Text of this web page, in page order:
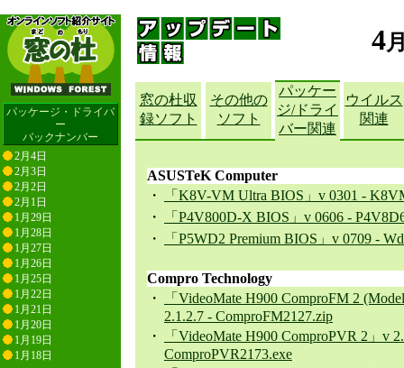
パッケージ・ドライバ
ー
バックナンバー
2月4日
2月3日
2月2日
2月1日
1月29日
1月28日
1月27日
1月26日
1月25日
1月22日
1月21日
1月20日
1月19日
1月18日
4
窓の杜収
録ソフト
その他の
ソフト
パッケー
ジ/ドライ
バー関連
ウイルス
関連
ASUSTeK Computer
・
「K8V-VM Ultra BIOS」v 0301 -
・
「P4V800D-X BIOS」v 0606 -
・
「P5WD2 Premium BIOS」v 0709 -
Compro Technology
・
「VideoMate H900 ComproFM 2
2.1.2.7 - ComproFM2127.zip
・
「VideoMate H900 ComproPVR 2」v
ComproPVR2173.exe